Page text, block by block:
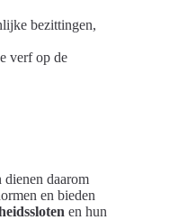
bezittingen,
verf op de
daarom
en bieden
en hun